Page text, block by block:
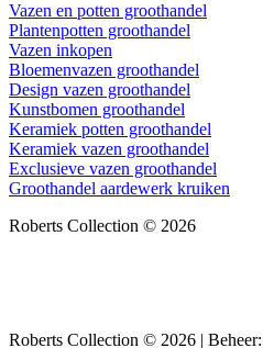
Vazen en potten groothandel
Plantenpotten groothandel
Vazen inkopen
Bloemenvazen groothandel
Design vazen groothandel
Kunstbomen groothandel
Keramiek potten groothandel
Keramiek vazen groothandel
Exclusieve vazen groothandel
Groothandel aardewerk kruiken
Roberts Collection © 2026
Roberts Collection © 2026 | Beheer: